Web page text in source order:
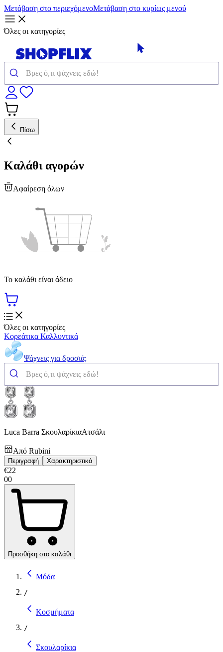
Μετάβαση στο περιεχόμενοΜετάβαση στο κυρίως μενού
Όλες οι κατηγορίες
Πίσω
Καλάθι αγορών
Αφαίρεση όλων
Το καλάθι είναι άδειο
Όλες οι κατηγορίες
Κορεάτικα Καλλυντικά
Ψάχνεις για δροσιά;
Luca Barra ΣκουλαρίκιαΑτσάλι
Από Rubini
Περιγραφή Χαρακτηριστικά
€22
00
Προσθήκη στο καλάθι
Μόδα
/
Κοσμήματα
/
Σκουλαρίκια